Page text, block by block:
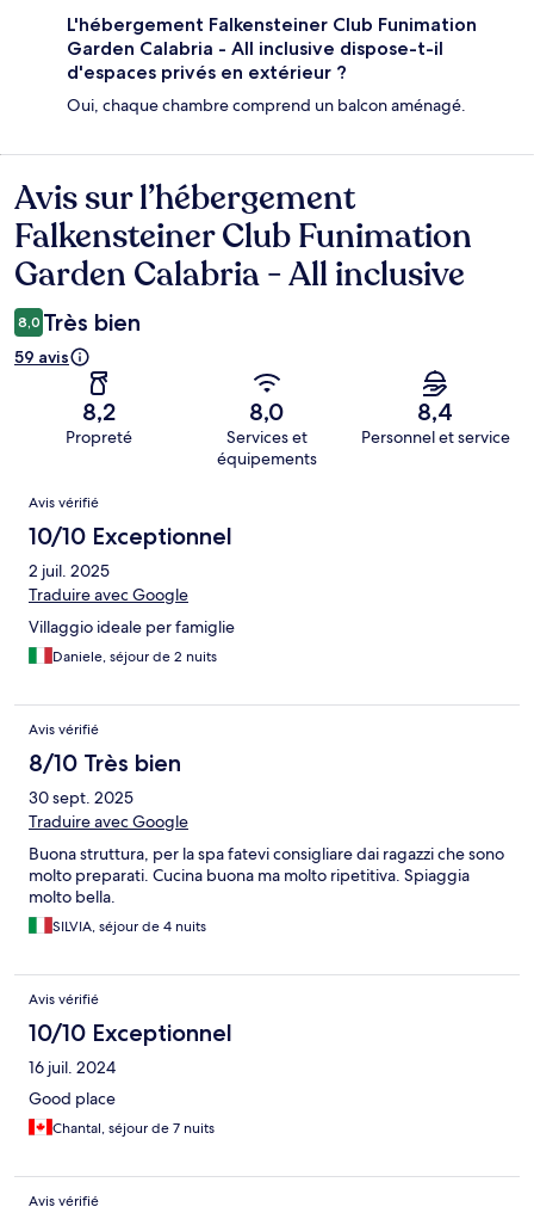
L'hébergement Falkensteiner Club Funimation
Garden Calabria - All inclusive dispose-t-il
d'espaces privés en extérieur ?
Oui, chaque chambre comprend un balcon aménagé.
Avis
Avis sur l’hébergement
Falkensteiner Club Funimation
Garden Calabria - All inclusive
8,0 Très bien
59 avis
8,2
Propreté
8,0
Services et
équipements
8,4
Personnel et service
Avis
Avis vérifié
10/10 Exceptionnel
2 juil. 2025
Traduire avec Google
Villaggio ideale per famiglie
Daniele, séjour de 2 nuits
Avis vérifié
8/10 Très bien
30 sept. 2025
Traduire avec Google
Buona struttura, per la spa fatevi consigliare dai ragazzi che sono
molto preparati. Cucina buona ma molto ripetitiva. Spiaggia
molto bella.
SILVIA, séjour de 4 nuits
Avis vérifié
10/10 Exceptionnel
16 juil. 2024
Good place
Chantal, séjour de 7 nuits
Avis vérifié